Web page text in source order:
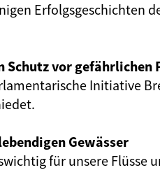
Erfolgsgeschichten
Schutz vor gefährlichen
Initiative
Gewässer
für unsere Flüsse